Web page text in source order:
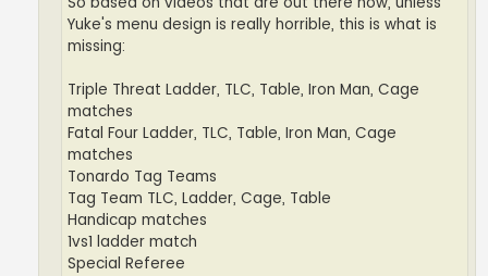
Yuke's menu design is really horrible, this is what is
missing:
Triple Threat Ladder, TLC, Table, Iron Man, Cage
matches
Fatal Four Ladder, TLC, Table, Iron Man, Cage
matches
Tonardo Tag Teams
Tag Team TLC, Ladder, Cage, Table
Handicap matches
1vs1 ladder match
Special Referee